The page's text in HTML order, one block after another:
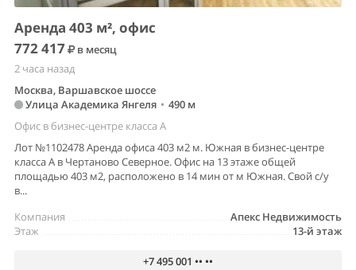
Аренда 403 м², офис
772 417
в месяц
2 часа назад
Москва, Варшавское шоссе
Улица Академика Янгеля • 490 м
Офис в бизнес-центре класса A
Лот №1102478 Аренда офиса 403 м2 м. Южная в бизнес-центре
класса А в Чертаново Северное. Офис на 13 этаже общей
площадью 403 м2, расположено в 14 мин от м Южная. Свой с/у
в...
Апекс Недвижимость
Компания
13-й этаж
Этаж
+7 495 001 •• ••